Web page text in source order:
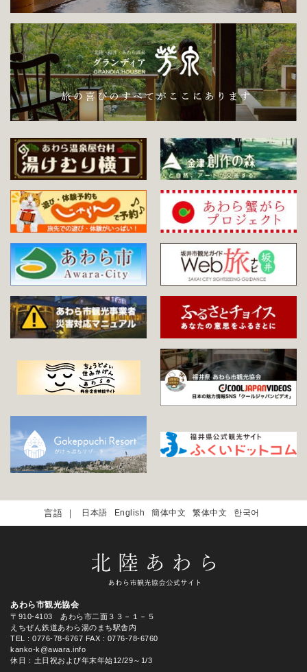
日本語 English 簡体中文 繁体中文 한국어
あわら市観光協会
〒910-4103 あわら市二面３３－１－５
えちぜん鉄道あわら湯のまち駅舎内
TEL
: 0776-78-6767 FAX : 0776-78-6760
kanko-k@awara.info
休日：土日祝および年末年始12/29～1/3